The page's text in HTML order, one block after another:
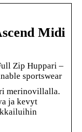
Midi
Zip Huppari –
sportswear
merinovillalla.
ja kevyt